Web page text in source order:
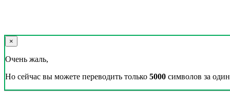
×
Очень жаль,
Но сейчас вы можете переводить только 5000 символов за один